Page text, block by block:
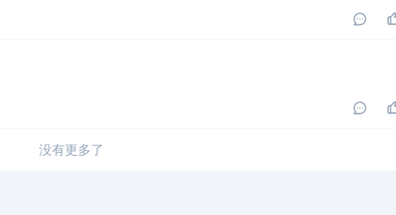
没有更多了